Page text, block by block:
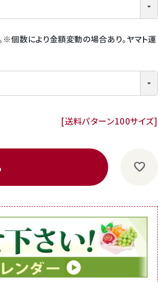
個数により金額変動の場合あり。ヤマト運
送料パターン100サイズ